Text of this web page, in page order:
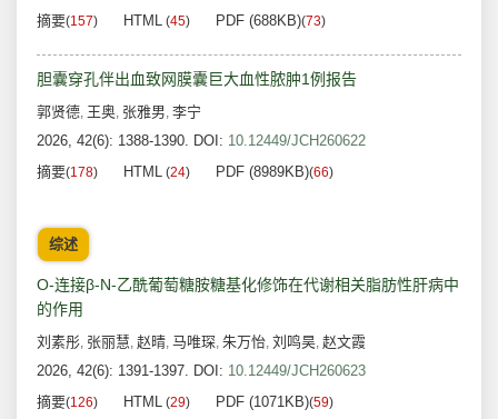
摘要(157) HTML (45) PDF (688KB)(73)
胆囊穿孔伴出血致网膜囊巨大血性脓肿1例报告
郭贤德, 王奥, 张雅男, 李宁
2026, 42(6): 1388-1390. DOI: 10.12449/JCH260622
摘要(178) HTML (24) PDF (8989KB)(66)
综述
O-连接β-N-乙酰葡萄糖胺糖基化修饰在代谢相关脂肪性肝病中
的作用
刘素彤, 张丽慧, 赵晴, 马唯琛, 朱万怡, 刘鸣昊, 赵文霞
2026, 42(6): 1391-1397. DOI: 10.12449/JCH260623
摘要(126) HTML (29) PDF (1071KB)(59)